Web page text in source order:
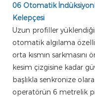
06 Otomatik
Kelepçesi
Uzun profiller
otomatik algılama
orta kısmın
kesim çizgisine kadar
başlıkla senkronize
operatörün 6 metrelik